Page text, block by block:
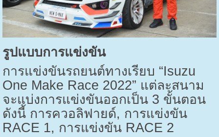
รูปแบบการแข่งขัน
การแข่งขันรถยนต์ทางเรียบ “Isuzu
One Make Race 2022” แต่ละสนาม
จะแบ่งการแข่งขันออกเป็น 3 ขั้นตอน
ดังนี้ การควอลิฟายด์, การแข่งขัน
RACE 1, การแข่งขัน RACE 2